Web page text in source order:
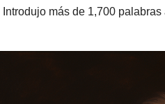
Introdujo más de 1,700